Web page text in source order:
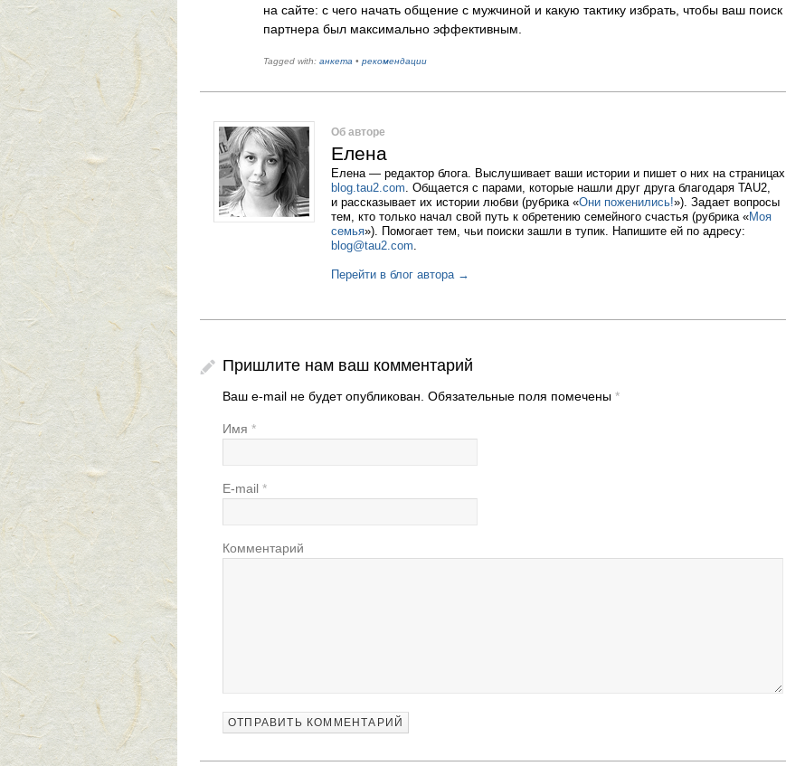
на сайте: с чего начать общение с мужчиной и какую тактику избрать, чтобы ваш поиск
партнера был максимально эффективным.
Tagged with: анкета • рекомендации
Об авторе
Елена
Елена — редактор блога. Выслушивает ваши истории и пишет о них на страницах
blog.tau2.com. Общается с парами, которые нашли друг друга благодаря TAU2,
и рассказывает их истории любви (рубрика «Они поженились!»). Задает вопросы
тем, кто только начал свой путь к обретению семейного счастья (рубрика «Моя
семья»). Помогает тем, чьи поиски зашли в тупик. Напишите ей по адресу:
blog@tau2.com.
Перейти в блог автора →
Пришлите нам ваш комментарий
Ваш e-mail не будет опубликован. Обязательные поля помечены *
Имя *
E-mail *
Комментарий